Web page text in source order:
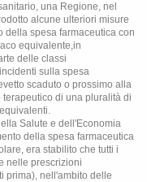
una Regione, nel
alcune ulteriori misure
della spesa farmaceutica con
equivalente,in
delle classi
sulla spesa
scaduto o prossimo alla
di una pluralità di
Salute e dell'Economia
della spesa farmaceutica
era stabilito che tutti i
nelle prescrizioni
prima), nell'ambito delle